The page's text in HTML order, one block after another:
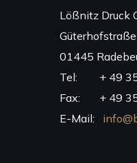
Lößnitz Druck
01445
Tel: + 49
Fax: + 49
E-Mail: